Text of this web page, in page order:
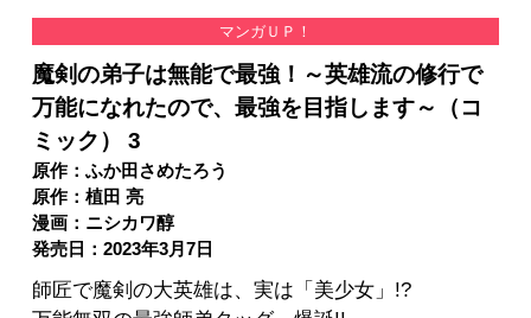
マンガＵＰ！
魔剣の弟子は無能で最強！～英雄流の修行で
万能になれたので、最強を目指します～（コ
ミック） 3
原作：ふか田さめたろう
原作：植田 亮
漫画：ニシカワ醇
発売日：2023年3月7日
師匠で魔剣の大英雄は、実は「美少女」!?